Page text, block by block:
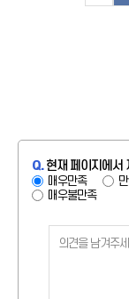
Q.현재 페이지에서
매우만족
매우불만족